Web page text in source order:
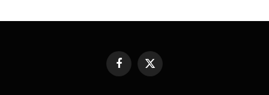
FacebookX
(Twitter)